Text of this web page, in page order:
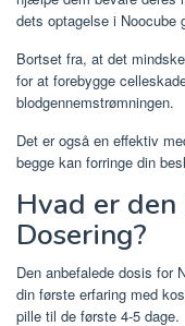
dets optagelse i Noocube
Bortset fra, at det
for at forebygge
blodgennemstrømningen.
Det er også en effektiv
begge kan forringe din
Hvad er
Dosering?
Den anbefalede dosis for
din første erfaring med
pille til de første 4-5 dage.